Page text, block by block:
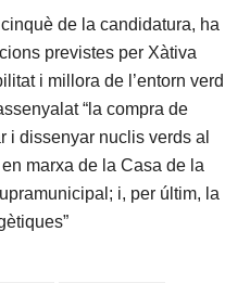
de la candidatura, ha
previstes per Xàtiva
i millora de l’entorn verd
“la compra de
i dissenyar nuclis verds al
marxa de la Casa de la
i, per últim, la